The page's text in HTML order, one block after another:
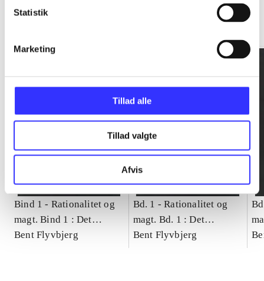
Statistik
Marketing
Tillad alle
Tillad valgte
Afvis
Bind 1 - Rationalitet og
magt. Bind 1 : Det
konkretes videnskab
Bent Flyvbjerg
Bd. 1 -Rationalitet og
magt. Bd. 1 : Det
konkretes videnskab
Bent Flyvbjerg